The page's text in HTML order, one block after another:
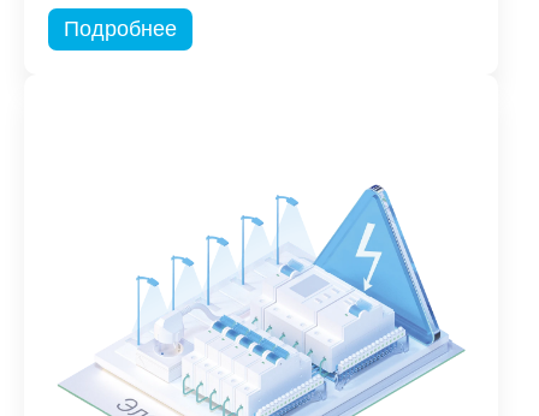
Подробнее